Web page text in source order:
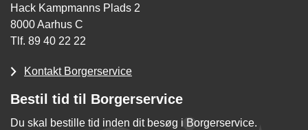
Hack Kampmanns Plads 2
8000 Aarhus C
Tlf. 89 40 22 22
Kontakt Borgerservice
Bestil tid til Borgerservice
Du skal bestille tid inden dit besøg i Borgerservice.